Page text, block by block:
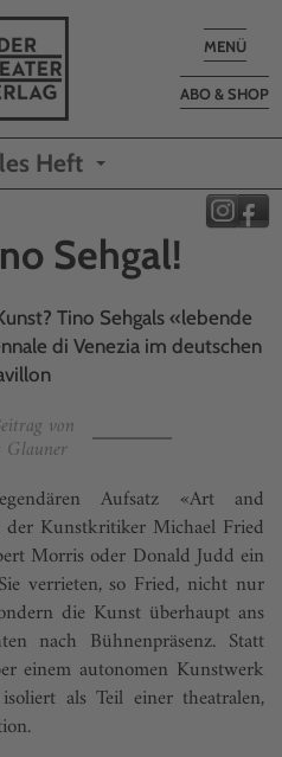
Toggle
MENÜ
ABO & SHOP
Heft
Sehgal!
Tino Sehgals «lebende
di Venezia im deutschen
von
Aufsatz «Art and
Kunstkritiker Michael Fried
Morris oder Donald Judd ein
verrieten, so Fried, nicht nur
die Kunst überhaupt ans
nach Bühnenpräsenz. Statt
einem autonomen Kunstwerk
als Teil einer theatralen,